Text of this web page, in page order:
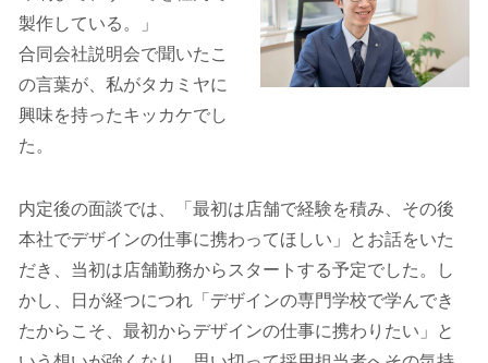
製作している。」
合同会社説明会で聞いたこ
の言葉が、私がタカミヤに
興味を持ったキッカケでし
た。
内定後の面談では、「最初は店舗で経験を積み、その後
本社でデザインの仕事に携わってほしい」とお話をいた
だき、当初は店舗勤務からスタートする予定でした。し
かし、日が経つにつれ「デザインの専門学校で学んでき
たからこそ、最初からデザインの仕事に携わりたい」と